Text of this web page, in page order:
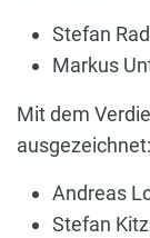
Stefan
Markus
Mit dem
ausgezeichnet:
Andreas
Stefan